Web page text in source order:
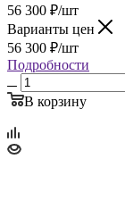
56 300 ₽/шт
Варианты цен
56 300 ₽/шт
Подробности
В корзину